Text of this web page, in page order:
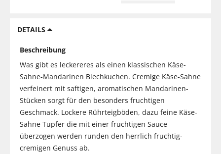
DETAILS
Beschreibung
Was gibt es leckereres als einen klassischen Käse-
Sahne-Mandarinen Blechkuchen. Cremige Käse-Sahne
verfeinert mit saftigen, aromatischen Mandarinen-
Stücken sorgt für den besonders fruchtigen
Geschmack. Lockere Rührteigböden, dazu feine Käse-
Sahne Tupfer die mit einer fruchtigen Sauce
überzogen werden runden den herrlich fruchtig-
cremigen Genuss ab.